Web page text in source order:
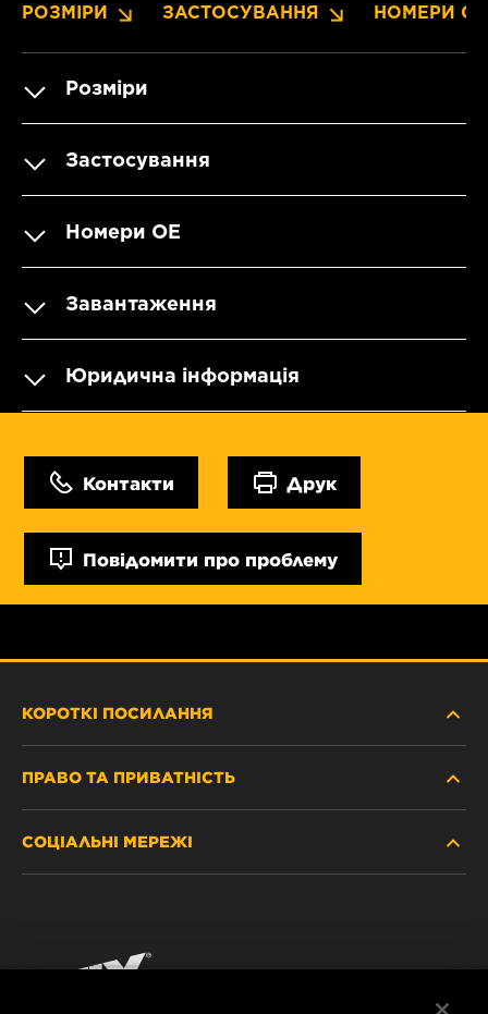
РОЗМІРИ ЗАСТОСУВАННЯ НОМЕРИ OE
Розміри
Застосування
Номери OE
Завантаження
Юридична інформація
Контакти Друк
Повідомити про проблему
КОРОТКІ ПОСИЛАННЯ
ПРАВО ТА ПРИВАТНІСТЬ
ЗАХИСТ ПЕРСОНАЛЬНИХ ДАНИХ
РЕКВІЗИТИ
СОЦІАЛЬНІ МЕРЕЖІ